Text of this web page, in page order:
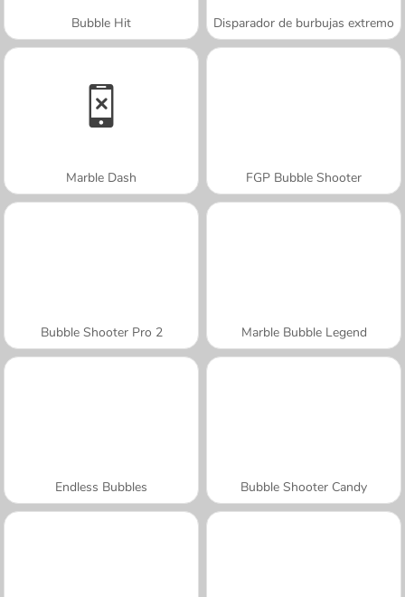
Bubble Hit Disparador de burbujas extremo
Marble Dash FGP Bubble Shooter
Bubble Shooter Pro 2 Marble Bubble Legend
Endless Bubbles Bubble Shooter Candy